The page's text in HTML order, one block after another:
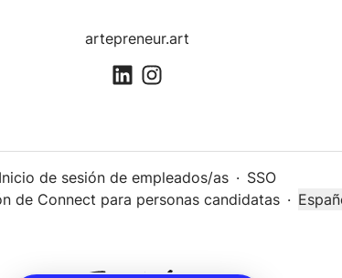
artepreneur.art
Inicio de sesión de empleados/as · SSO
de Connect para personas candidatas ·